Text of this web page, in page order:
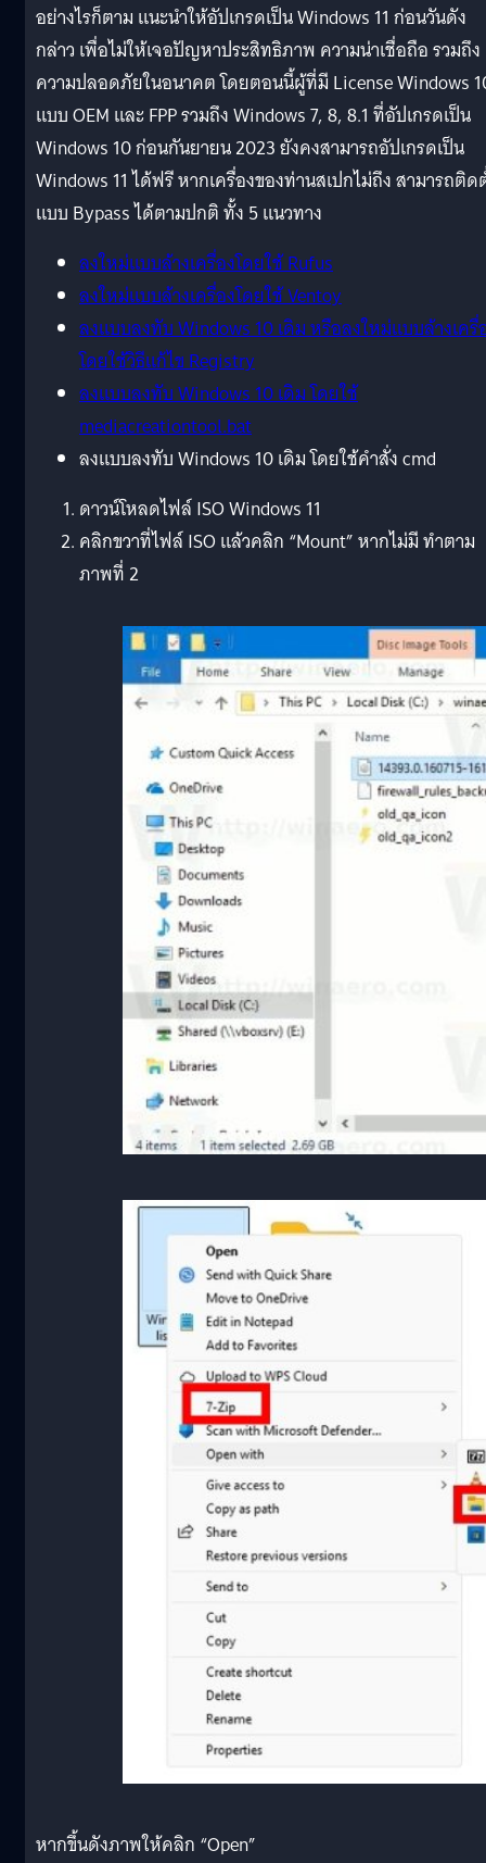
อย่างไรก็ตาม แนะนำให้อัปเกรดเป็น Windows 11 ก่อนวันดัง
กล่าว เพื่อไม่ให้เจอปัญหาประสิทธิภาพ ความน่าเชื่อถือ รวมถึง
ความปลอดภัยในอนาคต โดยตอนนี้ผู้ที่มี License Windows
แบบ OEM และ FPP รวมถึง Windows 7, 8, 8.1 ที่อัปเกรดเป็น
Windows 10 ก่อนกันยายน 2023 ยังคงสามารถอัปเกรดเป็น
Windows 11 ได้ฟรี หากเครื่องของท่านสเปกไม่ถึง สามารถติด
แบบ Bypass ได้ตามปกติ ทั้ง 5 แนวทาง
ลงใหม่แบบล้างเครื่องโดยใช้ Rufus
ลงใหม่แบบล้างเครื่องโดยใช้ Ventoy
ลงแบบลงทับ Windows 10 เดิม หรือลงใหม่แบบล้างเครื่
โดยใช้วิธีแก้ไข Registry
ลงแบบลงทับ Windows 10 เดิม โดยใช้
mediacreationtool.bat
ลงแบบลงทับ Windows 10 เดิม โดยใช้คำสั่ง cmd
ดาวน์โหลดไฟล์ ISO Windows 11
คลิกขวาที่ไฟล์ ISO แล้วคลิก “Mount” หากไม่มี ทำตาม
ภาพที่ 2
หากขึ้นดังภาพให้คลิก “Open”